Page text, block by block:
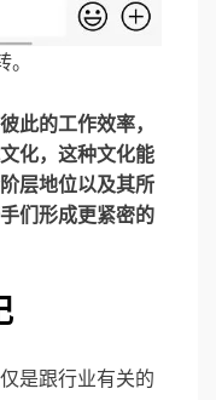
此的工作效率，
化，这种文化能
层地位以及其所
们形成更紧密的
是跟行业有关的